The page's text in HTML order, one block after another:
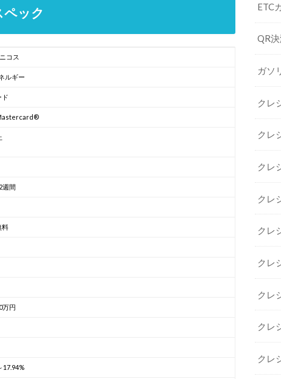
ペック
コス
ルギー
ド
週間
料
万円
17.94%
ETC
QR
ガソ
クレ
クレ
クレ
クレ
クレ
クレ
クレ
クレ
クレ